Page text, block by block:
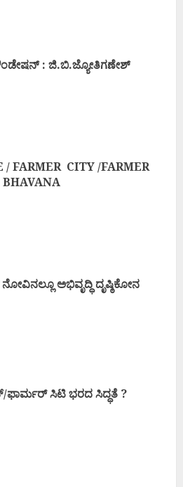
: ಜಿ.ಬಿ.ಜ್ಯೋತಿಗಣೇಶ್
FARMER CITY /FARMER
BHAVANA
ಅಭಿವೃದ್ಧಿ ದೃಷ್ಠಿಕೋನ
ಸಿಟಿ ಭರದ ಸಿದ್ಧತೆ ?